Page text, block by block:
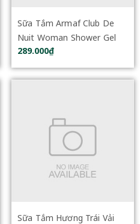
Sữa Tắm Armaf Club De
Nuit Woman Shower Gel
360ml
289.000₫
Sữa Tắm Hương Trái Vải